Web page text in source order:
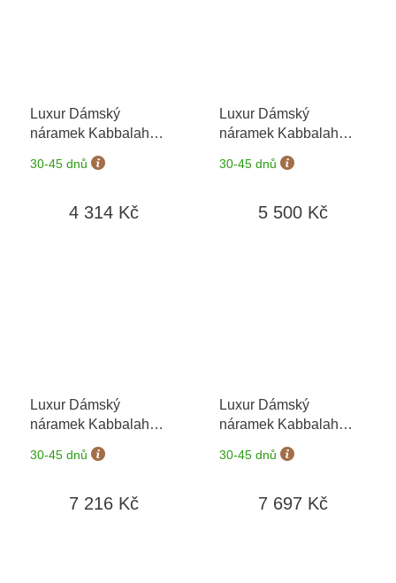
Luxur Dámský
náramek Kabbalah
6640006-9-0-1
možnost výměny do 90
30-45 dnů
4 314 Kč
Luxur Dámský
náramek Kabbalah
6640007-9-0-1
možnost výměny do 90
30-45 dnů
5 500 Kč
Luxur Dámský
náramek Kabbalah
6640009-9-0-1
možnost výměny do 90
30-45 dnů
7 216 Kč
Luxur Dámský
náramek Kabbalah
6690005-9-0-1
možnost výměny do 90
30-45 dnů
7 697 Kč